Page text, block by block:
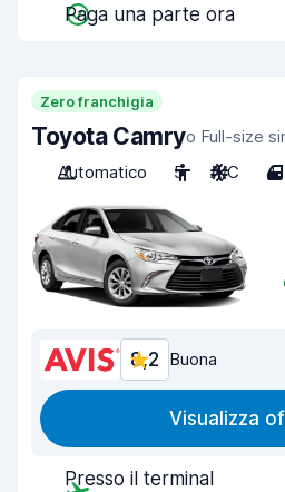
Paga una parte ora
Zero franchigia
Toyota Camryo Full-size
Automatico
5 A/C 4
8,2 Buona
Visualizza
Presso il terminal